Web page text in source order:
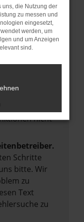
zu beheben.
Stand
nur ein
auch dazu
nicht
Schritte
bitte. Wir
zu
Text
zu
uns, die Nutzung der
zu messen und
eingesetzt,
werden, um
und um Anzeigen
sind.